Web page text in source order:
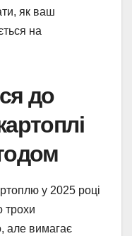
як ваш
на
до
у 2025 році
трохи
але вимагає